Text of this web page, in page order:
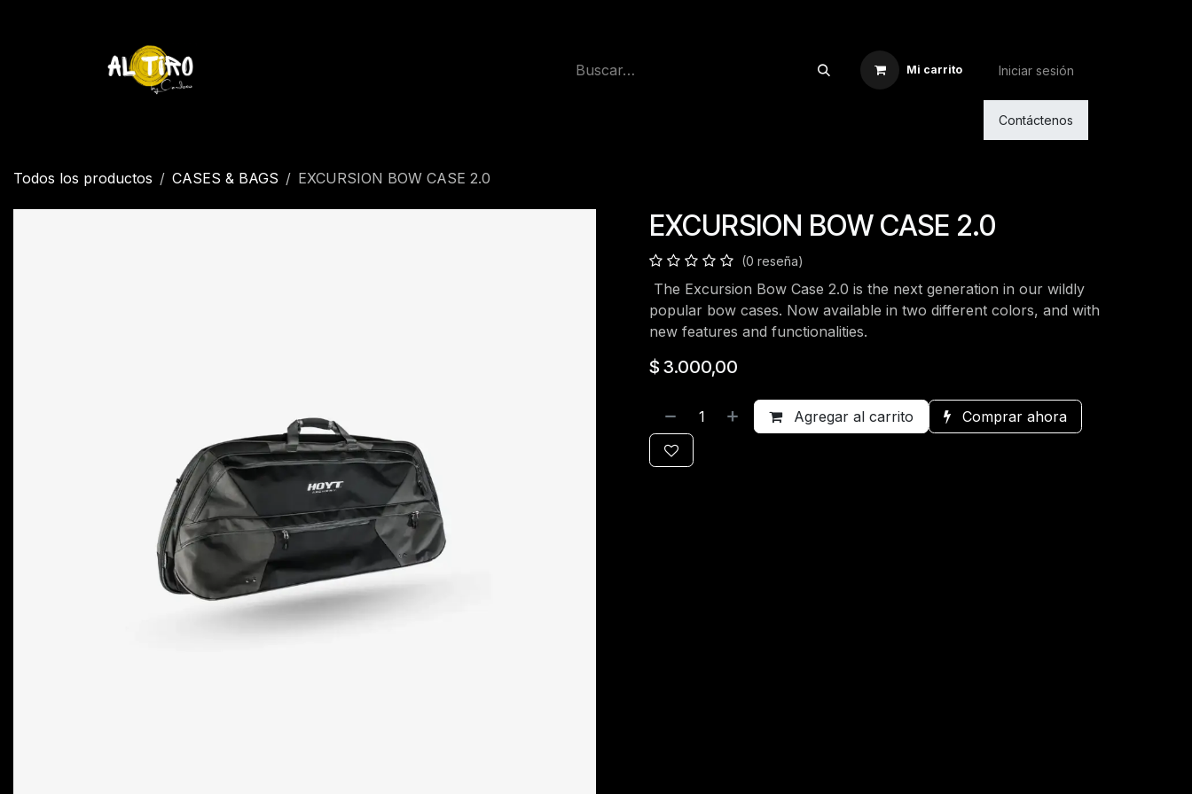
Mi carrito Iniciar sesión
Contáctenos
Todos los productos CASES & BAGS EXCURSION BOW CASE 2.0
EXCURSION BOW CASE 2.0
(0 reseña)
The Excursion Bow Case 2.0 is the next generation in our wildly
popular bow cases. Now available in two different colors, and with
new features and functionalities.
$ 3.000,00
Agregar al carrito Comprar ahora